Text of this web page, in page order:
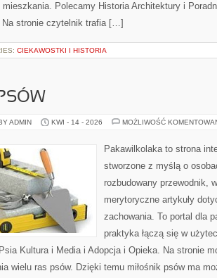
mieszkania. Polecamy Historia Architektury i
Na stronie czytelnik trafia […]
CIEKAWOSTKI I HISTORIA
ADMIN KWI - 14 - 2026 MOŻLIWOŚĆ
Pakawilkolaka to strona
stworzone z myślą o
rozbudowany przewodnik,
merytoryczne artykuły
zachowania. To portal dla
praktyka łączą się w
Kultura i Media i Adopcja i Opieka. Na stronie
wielu ras psów. Dzięki temu miłośnik psów ma